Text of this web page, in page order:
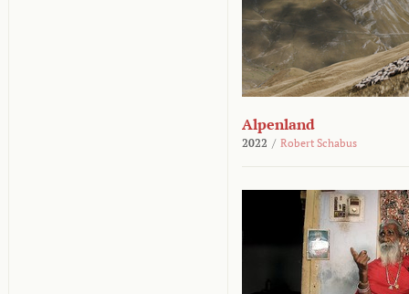
Alpenland
2022 / Robert Schabus